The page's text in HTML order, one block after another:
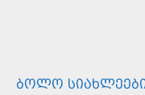
ᲑᲝᲚᲝ